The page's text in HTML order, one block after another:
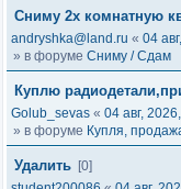
Сниму 2х комнатную
andryshka@land.ru « 04
» в форуме Сниму / Сдам
Куплю
Golub_sevas « 04 авг,
» в форуме Купля,
Удалить [0]